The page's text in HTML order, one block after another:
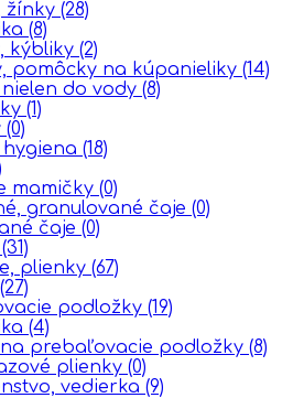
žínky (28)
(8)
kýbliky (2)
pomôcky na kúpanieliky (14)
do vody (8)
(1)
(0)
hygiena (18)
mamičky (0)
granulované čaje (0)
čaje (0)
(31)
plienky (67)
(27)
podložky (19)
(4)
prebaľovacie podložky (8)
plienky (0)
vedierka (9)